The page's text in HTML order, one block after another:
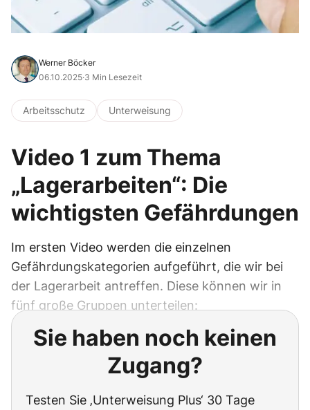
Werner Böcker
06.10.2025·3 Min Lesezeit
Arbeitsschutz Unterweisung
Video 1 zum Thema
„Lagerarbeiten“: Die
wichtigsten Gefährdungen
Im ersten Video werden die einzelnen
Gefährdungskategorien aufgeführt, die wir bei
der Lagerarbeit antreffen. Diese können wir in
fünf große Gruppen unterteilen:
Sie haben noch keinen
Zugang?
Testen Sie ‚Unterweisung Plus‘ 30 Tage